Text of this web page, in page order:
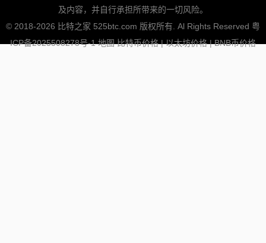
及内容，并自行承担所带来的一切风险。
© 2018-2026 比特之家 525btc.com 版权所有. Al Rights Reserved 粤
ICP备2025508278号-1 地图 比特币价格|以太坊价格|BNB币价格